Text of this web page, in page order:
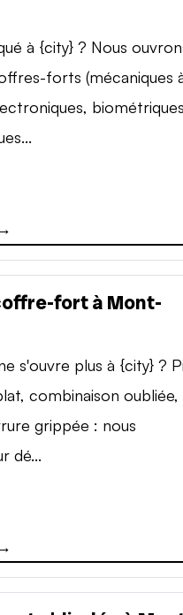
à {city} ? Nous
forts (mécaniques
fort à Mont-
s'ouvre plus à {city} ?
combinaison oubliée,
grippée : nous
dé...